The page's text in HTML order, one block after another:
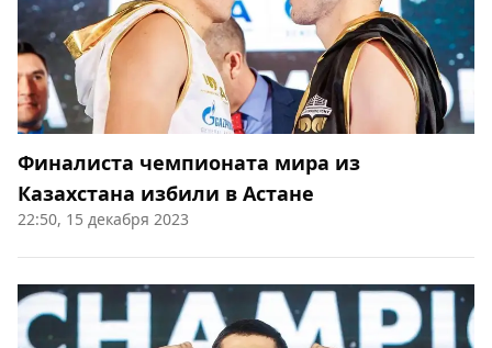
Финалиста чемпионата мира из
Казахстана избили в Астане
22:50, 15 декабря 2023